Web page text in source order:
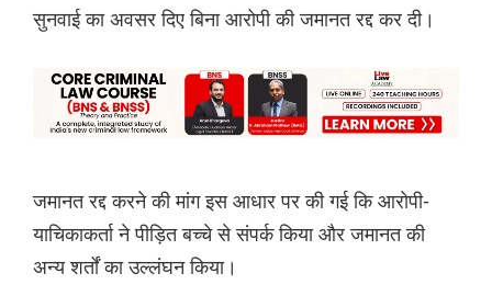
सुनवाई का अवसर दिए बिना आरोपी की जमानत रद्द कर दी।
जमानत रद्द करने की मांग इस आधार पर की गई कि आरोपी-
याचिकाकर्ता ने पीड़ित बच्चे से संपर्क किया और जमानत की
अन्य शर्तों का उल्लंघन किया।